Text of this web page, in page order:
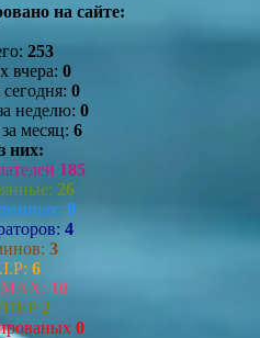
на сайте:
253
вчера: 0
0
неделю: 0
месяц: 6
них:
185
26
9
4
3
6
10
2
0